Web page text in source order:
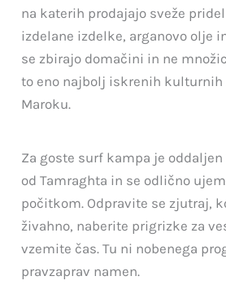
na katerih prodajajo sveže
izdelane izdelke, arganovo olje
se zbirajo domačini in ne
to eno najbolj iskrenih kulturnih
Maroku.
Za goste surf kampa je
od Tamraghta in se odlično
počitkom. Odpravite se zjutraj,
živahno, naberite prigrizke za
vzemite čas. Tu ni nobenega
pravzaprav namen.